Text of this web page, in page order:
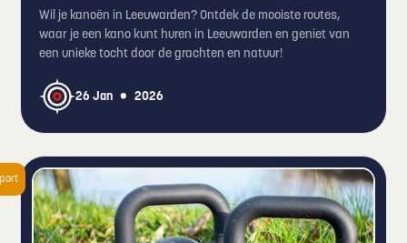
Wil je kanoën in Leeuwarden? Ontdek de mooiste routes,
waar je een kano kunt huren in Leeuwarden en geniet van
een unieke tocht door de grachten en natuur!
26 Jan • 2026